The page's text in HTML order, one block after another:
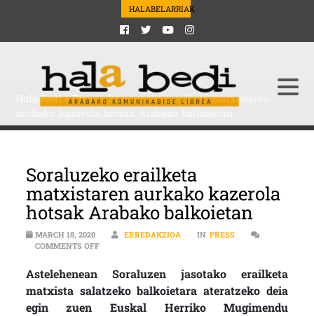
HALABELARRIAK
Hala Bedi>Press>Soraluzeko erailketa matxistaren
Soraluzeko erailketa
matxistaren aurkako kazerola
hotsak Arabako balkoietan
MARCH 18, 2020 ERREDAKZIOA IN PRESS
COMMENTS OFFON SORALUZEKO ERAILKETA MATXISTAREN
Astelehenean Soraluzen jasotako erailketa
matxista salatzeko balkoietara ateratzeko deia
egin zuen Euskal Herriko Mugimendu